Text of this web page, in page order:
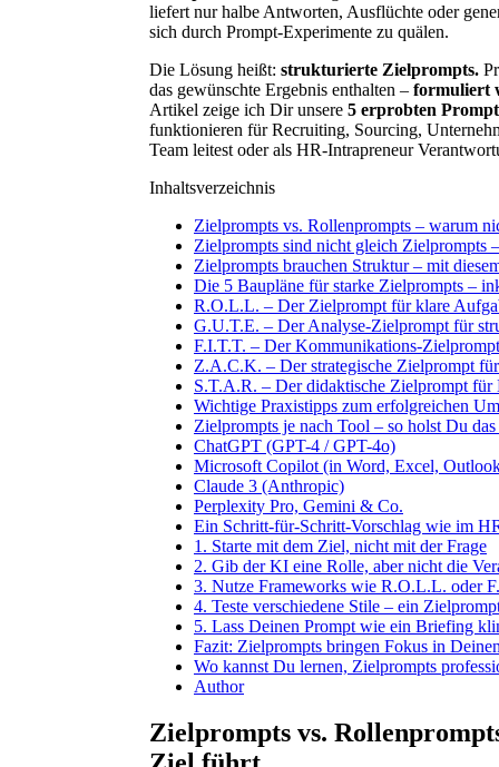
liefert nur halbe Antworten, Ausflüchte oder
sich durch Prompt-Experimente zu quälen.
Die Lösung heißt: strukturierte Zielprompts.
das gewünschte Ergebnis enthalten – formuliert
Artikel zeige ich Dir unsere 5 erprobten
funktionieren für Recruiting, Sourcing,
Team leitest oder als HR-Intrapreneur
Inhaltsverzeichnis
Zielprompts vs. Rollenprompts – warum
Zielprompts sind nicht gleich Zielprompts
Zielprompts brauchen Struktur – mit
Die 5 Baupläne für starke Zielprompts –
R.O.L.L. – Der Zielprompt für klare
G.U.T.E. – Der Analyse-Zielprompt für
F.I.T.T. – Der Kommunikations-
Z.A.C.K. – Der strategische Zielprompt
S.T.A.R. – Der didaktische Zielprompt für
Wichtige Praxistipps zum erfolgreichen
Zielprompts je nach Tool – so holst Du
ChatGPT (GPT-4 / GPT-4o)
Microsoft Copilot (in Word, Excel,
Claude 3 (Anthropic)
Perplexity Pro, Gemini & Co.
Ein Schritt-für-Schritt-Vorschlag wie im
1. Starte mit dem Ziel, nicht mit der Frage
2. Gib der KI eine Rolle, aber nicht die
3. Nutze Frameworks wie R.O.L.L. oder
4. Teste verschiedene Stile – ein
5. Lass Deinen Prompt wie ein Briefing
Fazit: Zielprompts bringen Fokus in
Wo kannst Du lernen, Zielprompts
Author
Zielprompts vs.